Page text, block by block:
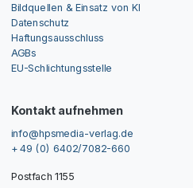
Bildquellen & Einsatz von KI
Datenschutz
Haftungsausschluss
AGBs
EU-Schlichtungsstelle
Kontakt aufnehmen
info@hpsmedia-verlag.de
+ 49 (0) 6402/7082-660
Postfach 1155